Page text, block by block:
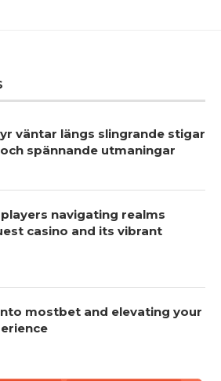
väntar längs slingrande stigar
spännande utmaningar
navigating realms
casino and its vibrant
mostbet and elevating your